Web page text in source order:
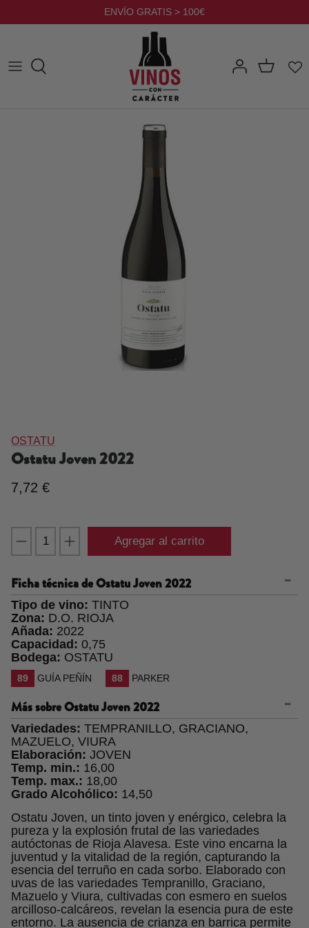
al
ENVÍO GRATIS > 100€
OSTATU
Ostatu Joven2022
7,72 €
Agregar al carrito
Ficha técnica deOstatu Joven 2022
Tipo de vino: TINTO
Zona: D.O. RIOJA
Añada: 2022
Capacidad: 0,75
Bodega: OSTATU
89 GUÍA PEÑÍN 88 PARKER
Más sobreOstatu Joven 2022
Variedades: TEMPRANILLO, GRACIANO,
MAZUELO, VIURA
Elaboración: JOVEN
Temp. min.: 16,00
Temp. max.: 18,00
Grado Alcohólico: 14,50
Ostatu Joven, un tinto joven y enérgico, celebra la
pureza y la explosión frutal de las variedades
autóctonas de Rioja Alavesa. Este vino encarna la
juventud y la vitalidad de la región, capturando la
esencia del terruño en cada sorbo. Elaborado con
uvas de las variedades Tempranillo, Graciano,
Mazuelo y Viura, cultivadas con esmero en suelos
arcilloso-calcáreos, revelan la esencia pura de este
entorno. La ausencia de crianza en barrica permite